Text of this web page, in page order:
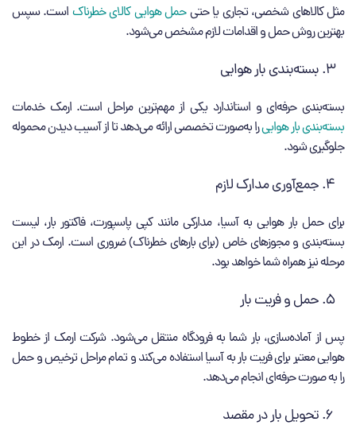
مثل کالاهای شخصی، تجاری یا حتیحمل هوایی کالای خطرناک است. سپس
بهترین روش حمل و اقدامات لازم مشخص می‌شود.
بسته‌بندی بار هوایی
بسته‌بندی حرفه‌ای و استاندارد یکی از مهم‌ترین مراحل است. ارمک خدمات
بسته‌بندی بار هواییرا به‌صورت تخصصی ارائه می‌دهد تا از آسیب دیدن محموله
جلوگیری شود.
جمع‌آوری مدارک لازم
برای حمل بار هوایی به آسیا، مدارکی مانند کپی پاسپورت، فاکتور بار، لیست
بسته‌بندی و مجوزهای خاص (برای بارهای خطرناک) ضروری است. ارمک در این
مرحله نیز همراه شما خواهد بود.
حمل و فریت بار
پس از آماده‌سازی، بار شما به فرودگاه منتقل می‌شود. شرکت ارمک از خطوط
هوایی معتبر برای فریت بار به آسیا استفاده می‌کند و تمام مراحل ترخیص و حمل
را به‌ صورت حرفه‌ای انجام می‌دهد.
تحویل بار در مقصد